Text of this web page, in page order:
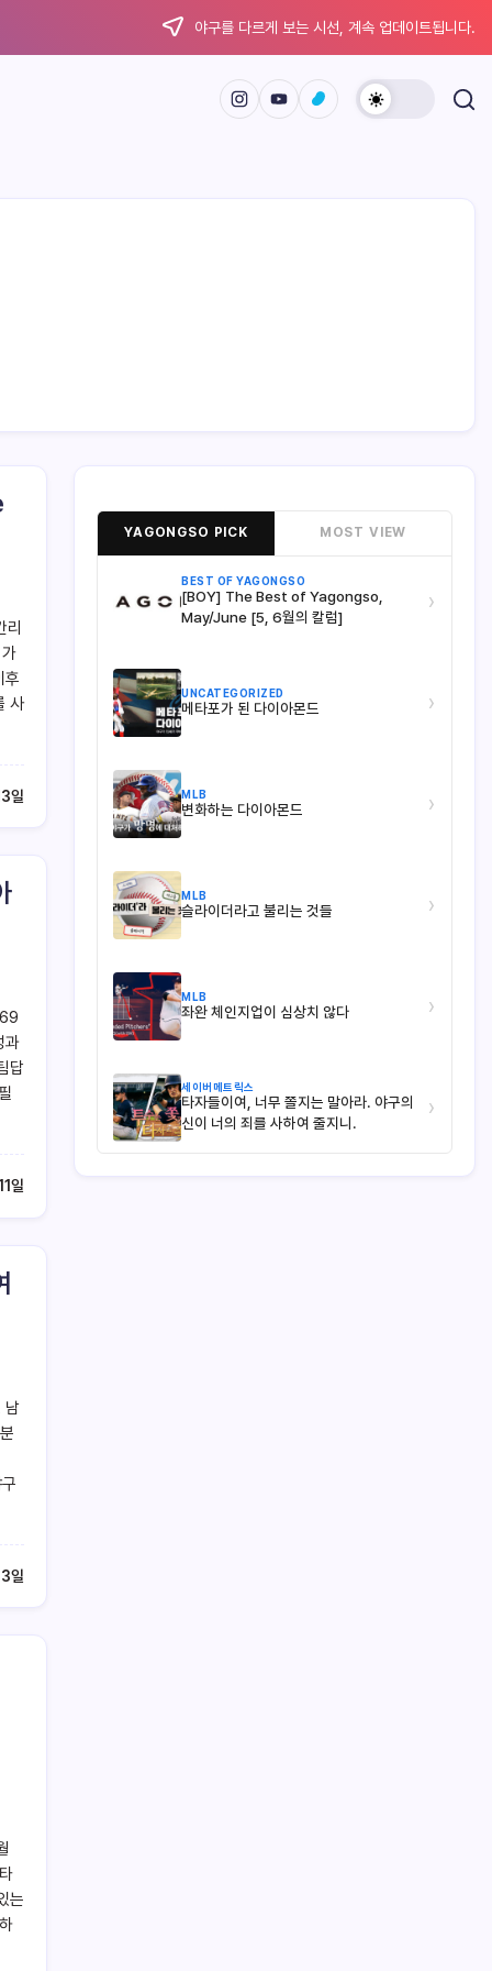
야구를 다르게 보는 시선, 계속 업데이트됩니다.
후
사
일
과
답
일
남
일
는
YAGONGSO PICK MOST VIEW
BEST OF YAGONGSO
[BOY] The Best of Yagongso,
May/June [5, 6월의 칼럼]
›
UNCATEGORIZED
메타포가 된 다이아몬드 ›
MLB
변화하는 다이아몬드 ›
MLB
슬라이더라고 불리는 것들 ›
MLB
좌완 체인지업이 심상치 않다 ›
세이버메트릭스
타자들이여, 너무 쫄지는 말아라. 야구의
신이 너의 죄를 사하여 줄지니.
›